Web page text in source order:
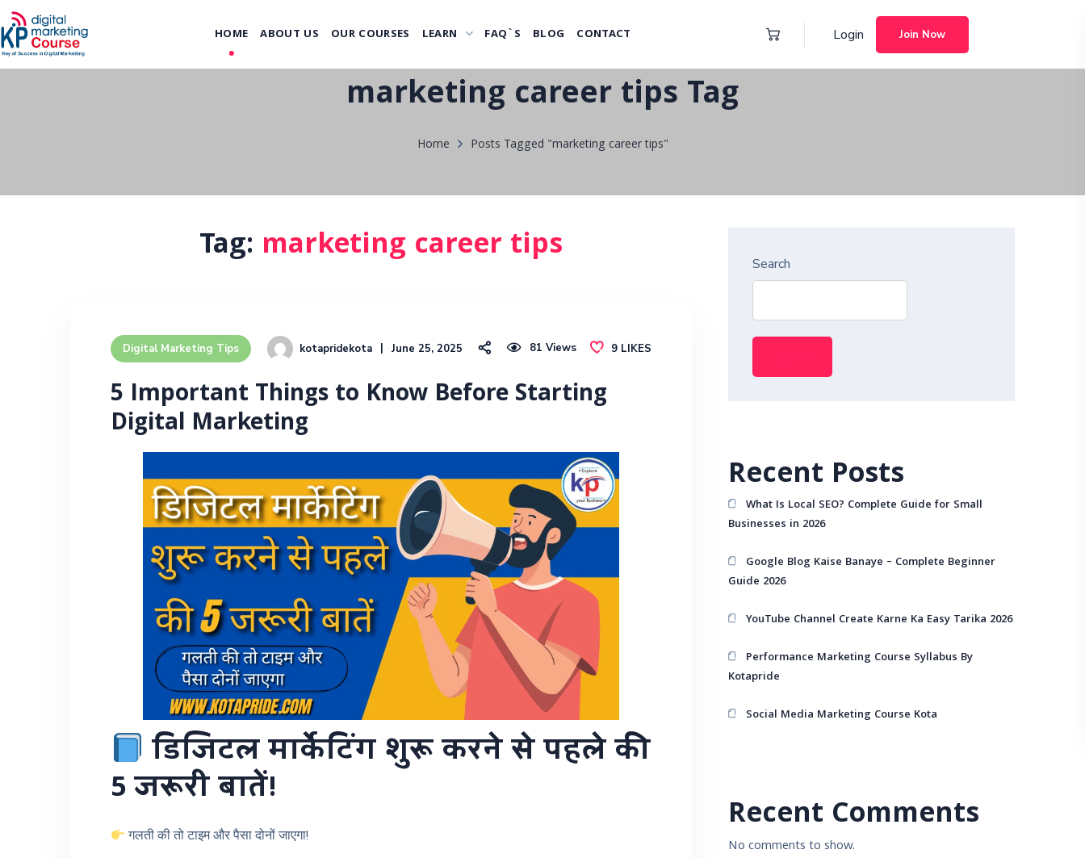
HOME ABOUT US OUR COURSES LEARN FAQ`S BLOG CONTACT Login Join Now
marketing career tips Tag
Home Posts Tagged "marketing career tips"
Tag: marketing career tips
Digital Marketing Tips kotapridekota June 25, 2025 81Views 9 LIKES
5 Important Things to Know Before Starting
Digital Marketing
डिजिटल मार्केटिंग शुरू करने से पहले की
5 जरूरी बातें!
गलती की तो टाइम और पैसा दोनों जाएगा!
Search
Recent Posts
What Is Local SEO? Complete Guide for Small
Businesses in 2026
Google Blog Kaise Banaye – Complete Beginner
Guide 2026
YouTube Channel Create Karne Ka Easy Tarika 2026
Performance Marketing Course Syllabus By
Kotapride
Social Media Marketing Course Kota
Recent Comments
No comments to show.